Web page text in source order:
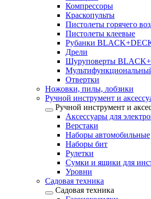
Компрессоры
Краскопульты
Пистолеты горячего
Пистолеты клеевые
Рубанки
Дрели
Шуруповерты
Отвертки
Ножовки, пилы, лобзики
Ручной инструмент и
Ручной инструмент и
Аксессуары для
Верстаки
Наборы автомобильные
Наборы бит
Рулетки
Сумки и ящики для
Уровни
Садовая техника
Садовая техника